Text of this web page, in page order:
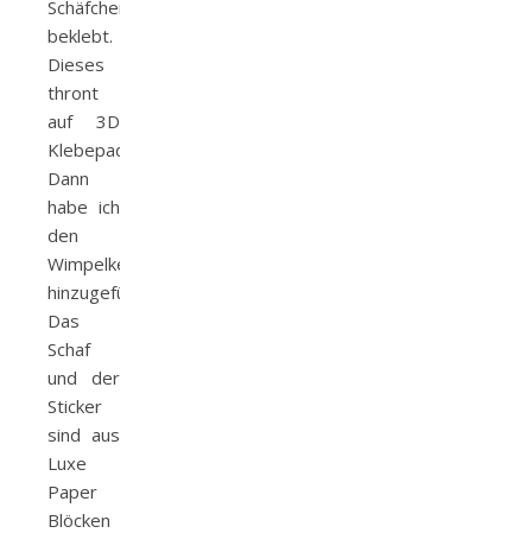
Schäfchen
beklebt.
Dieses
thront
auf 3D
Klebepads.
Dann
habe ich
den
Wimpelkettensticker
hinzugefügt.
Das
Schaf
und der
Sticker
sind aus
Luxe
Paper
Blöcken